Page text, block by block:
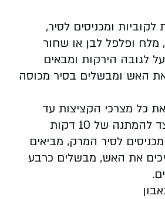
ומכניסים לסיר,
מלח ופלפל לבן או שחור
לגובה הירקות ומבאים
האש ומבשלים בסיר מכוסה
כל מצרכי הקציצות עד
של 10 דקות
לסיר המרק, מביאים
את האש, מבשלים כרבע